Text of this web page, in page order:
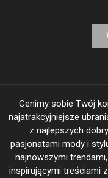
Cenimy sobie Twój
najatrakcyjniejsze
z najlepszych
pasjonatami mody i
najnowszymi
inspirującymi treściami